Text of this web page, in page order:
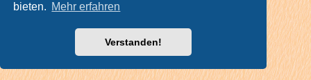
bieten. Mehr erfahren
Verstanden!